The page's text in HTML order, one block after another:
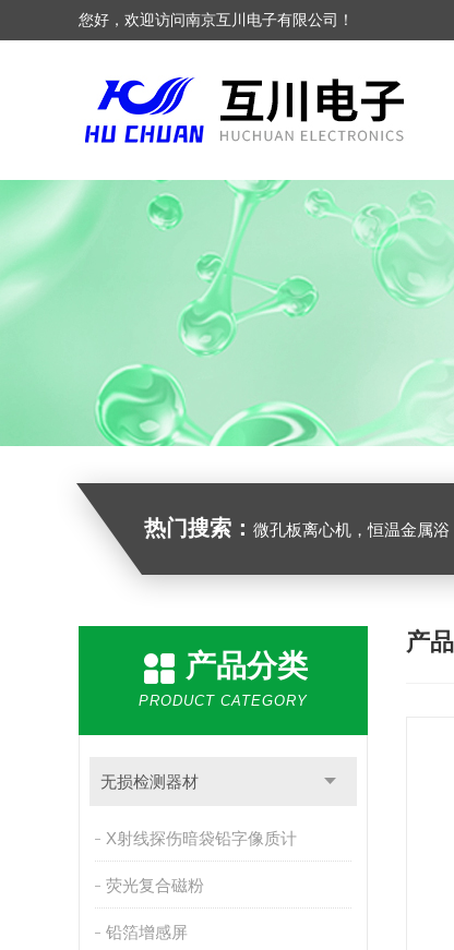
您好，欢迎访问南京互川电子有限公司！
热门搜索： 微孔板离心机，恒温金属浴，多管漩涡混合仪，梅毒旋转仪,红外线灭菌器，微孔板恒
产品分类
PRODUCT CATEGORY
无损检测器材
X射线探伤暗袋铅字像质计
荧光复合磁粉
铅箔增感屏
产